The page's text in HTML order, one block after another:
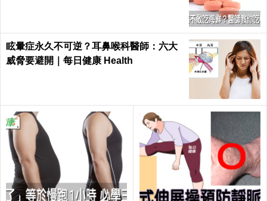
眩暈症永久不可逆？耳鼻喉科醫師：六大
威脅要避開｜每日健康 Health